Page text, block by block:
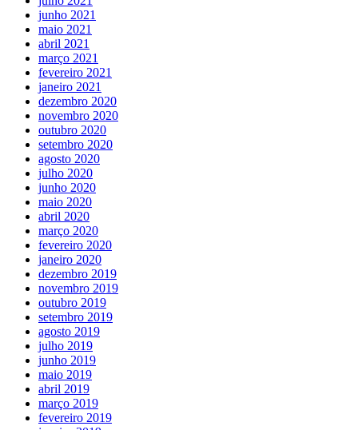
junho 2021
maio 2021
abril 2021
março 2021
fevereiro 2021
janeiro 2021
dezembro 2020
novembro 2020
outubro 2020
setembro 2020
agosto 2020
julho 2020
junho 2020
maio 2020
abril 2020
março 2020
fevereiro 2020
janeiro 2020
dezembro 2019
novembro 2019
outubro 2019
setembro 2019
agosto 2019
julho 2019
junho 2019
maio 2019
abril 2019
março 2019
fevereiro 2019